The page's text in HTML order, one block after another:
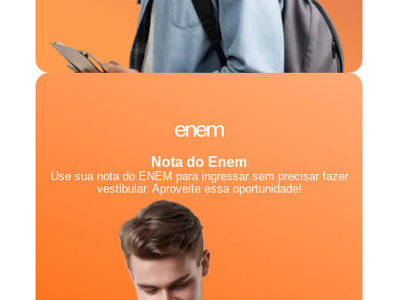
Nota do Enem
Use sua nota do ENEM para ingressar sem precisar fazer
vestibular. Aproveite essa oportunidade!